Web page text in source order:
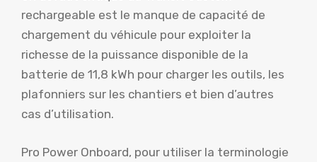
rechargeable est le manque de capacité de
chargement du véhicule pour exploiter la
richesse de la puissance disponible de la
batterie de 11,8 kWh pour charger les outils, les
plafonniers sur les chantiers et bien d’autres
cas d’utilisation.
Pro Power Onboard, pour utiliser la terminologie